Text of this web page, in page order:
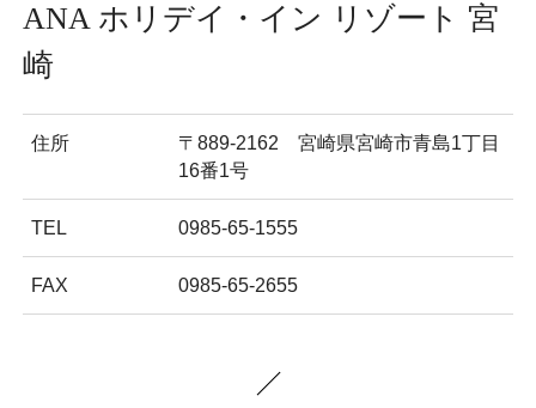
ANA ホリデイ・イン リゾート 宮
崎
住所
〒889-2162 宮崎県宮崎市青島1丁目
16番1号
TEL 0985-65-1555
FAX 0985-65-2655